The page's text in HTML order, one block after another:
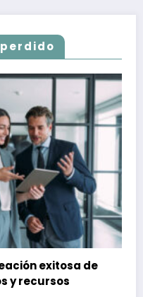
exitosa de
y recursos